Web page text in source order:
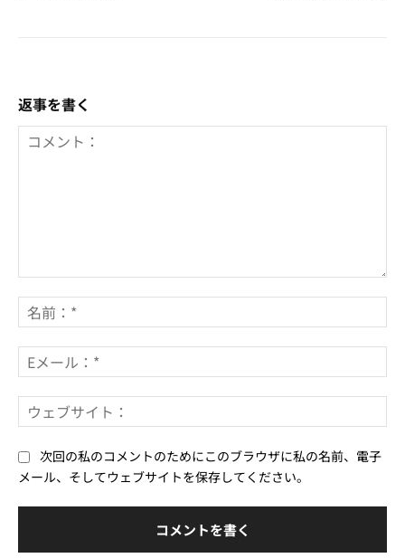
返事を書く
メ
ン
ト：
前
*
メ
ー
*ェ
次回の私のコメントのためにこのブラウザに私の名前、電子
メール、そしてウェブサイトを保存してください。